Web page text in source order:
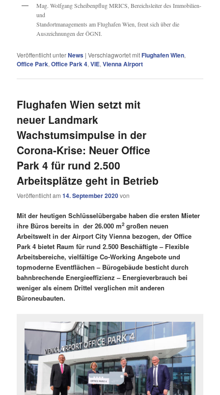
Mag. Wolfgang Scheibenpflug MRICS, Bereichsleiter des Immobilien-
und
Standortmanagements am Flughafen Wien, freut sich über die
Auszeichnungen der ÖGNI.
Veröffentlicht unterNews |Verschlagwortet mitFlughafen Wien,
Office Park,Office Park 4,VIE,Vienna Airport
Flughafen Wien setzt mit
neuer Landmark
Wachstumsimpulse in der
Corona-Krise: Neuer Office
Park 4 für rund 2.500
Arbeitsplätze geht in Betrieb
Veröffentlicht am14. September 2020von
Mit der heutigen Schlüsselübergabe haben die ersten Mieter
ihre Büros bereits in der 26.000 m2 großen neuen
Arbeitswelt in der Airport City Vienna bezogen, der Office
Park 4 bietet Raum für rund 2.500 Beschäftigte – Flexible
Arbeitsbereiche, vielfältige Co-Working Angebote und
topmoderne Eventflächen – Bürogebäude besticht durch
bahnbrechende Energieeffizienz – Energieverbrauch bei
weniger als einem Drittel verglichen mit anderen
Büroneubauten.